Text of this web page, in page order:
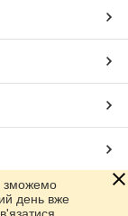
зможемо
день вже